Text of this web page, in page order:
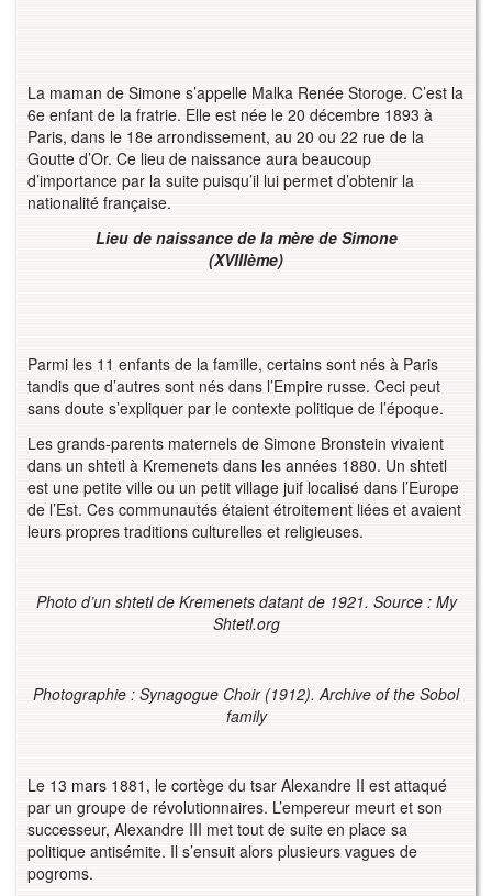
La maman de Simone s’appelle Malka Renée Storoge. C’est la
6e enfant de la fratrie. Elle est née le 20 décembre 1893 à
Paris, dans le 18e arrondissement, au 20 ou 22 rue de la
Goutte d’Or. Ce lieu de naissance aura beaucoup
d’importance par la suite puisqu’il lui permet d’obtenir la
nationalité française.
Lieu de naissance de la mère de Simone
(XVIIIème)
Parmi les 11 enfants de la famille, certains sont nés à Paris
tandis que d’autres sont nés dans l’Empire russe. Ceci peut
sans doute s’expliquer par le contexte politique de l’époque.
Les grands-parents maternels de Simone Bronstein vivaient
dans un shtetl à Kremenets dans les années 1880. Un shtetl
est une petite ville ou un petit village juif localisé dans l’Europe
de l’Est. Ces communautés étaient étroitement liées et avaient
leurs propres traditions culturelles et religieuses.
Photo d’un shtetl de Kremenets datant de 1921. Source : My
Shtetl.org
Photographie : Synagogue Choir (1912). Archive of the Sobol
family
Le 13 mars 1881, le cortège du tsar Alexandre II est attaqué
par un groupe de révolutionnaires. L’empereur meurt et son
successeur, Alexandre III met tout de suite en place sa
politique antisémite. Il s’ensuit alors plusieurs vagues de
pogroms.